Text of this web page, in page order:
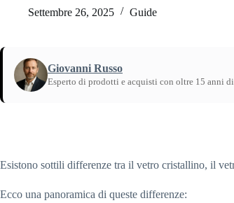
Settembre 26, 2025 Guide
Giovanni Russo
Esperto di prodotti e acquisti con oltre 15 anni
Esistono sottili differenze tra il vetro cristallino, il
Ecco una panoramica di queste differenze: